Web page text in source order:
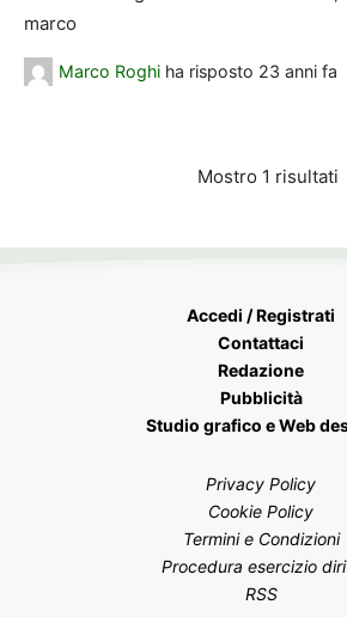
marco
Marco Roghi ha risposto 23 anni fa
Mostro 1 risultati
Accedi / Registrati
Contattaci
Redazione
Pubblicità
Studio grafico e Web
Privacy Policy
Cookie Policy
Termini e Condizioni
Procedura esercizio
RSS